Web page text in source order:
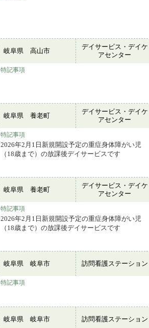
岐阜県 高山市
デイサービス・デイケ
アセンター
特記事項
岐阜県 養老町
デイサービス・デイケ
アセンター
特記事項
2026年2月1日新規開設予定の重症身体障がい児
（18歳まで）の放課後デイサービスです
岐阜県 養老町
デイサービス・デイケ
アセンター
特記事項
2026年2月1日新規開設予定の重症身体障がい児
（18歳まで）の放課後デイサービスです
岐阜県 岐阜市 訪問看護ステーション
特記事項
岐阜県 岐阜市 訪問看護ステーション